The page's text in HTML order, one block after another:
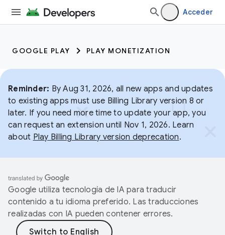
Acceder
GOOGLE PLAY PLAY MONETIZATION
Reminder: By Aug 31, 2026, all new apps and updates
to existing apps must use Billing Library version 8 or
later. If you need more time to update your app, you
can request an extension until Nov 1, 2026. Learn
about Play Billing Library version deprecation.
Google utiliza tecnología de IA para traducir
contenido a tu idioma preferido. Las traducciones
realizadas con IA pueden contener errores.